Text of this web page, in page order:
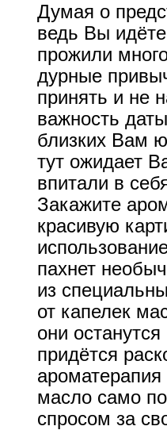
Думая о
ведь Вы
прожили
дурные
принять и не
важность
близких Вам
тут ожидает
впитали в
Закажите
красивую
пахнет
из
от капелек
они
придётся
масло само
спросом за